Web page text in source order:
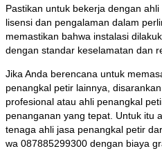
Pastikan untuk bekerja dengan
lisensi dan pengalaman dalam
memastikan bahwa instalasi
dengan standar keselamatan dan
Jika Anda berencana untuk
penangkal petir lainnya,
profesional atau ahli penangkal
penanganan yang tepat. Untuk itu
tenaga ahli jasa penangkal petir
wa 087885299300 dengan biaya